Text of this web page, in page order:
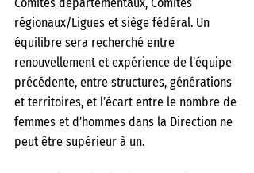
régionaux/Ligues et siège fédéral. Un
équilibre sera recherché entre
renouvellement et expérience de l’équipe
précédente, entre structures, générations
et territoires, et l’écart entre le nombre de
femmes et d’hommes dans la Direction ne
peut être supérieur à un.